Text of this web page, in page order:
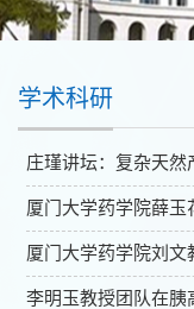
学术科研
庄瑾讲坛：复杂天
厦门大学药学院薛玉
厦门大学药学院刘
李明玉教授团队在胰